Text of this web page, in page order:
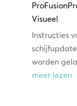
ProFusion
Visueel
Instructies
worden
meer lezen